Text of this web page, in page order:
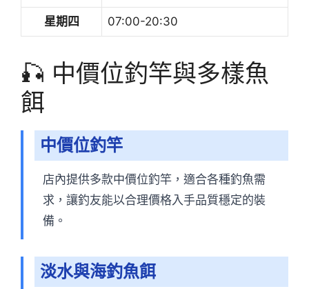
星期四 07:00-20:30
🎣 中價位釣竿與多樣魚
餌
中價位釣竿
店內提供多款中價位釣竿，適合各種釣魚需
求，讓釣友能以合理價格入手品質穩定的裝
備。
淡水與海釣魚餌